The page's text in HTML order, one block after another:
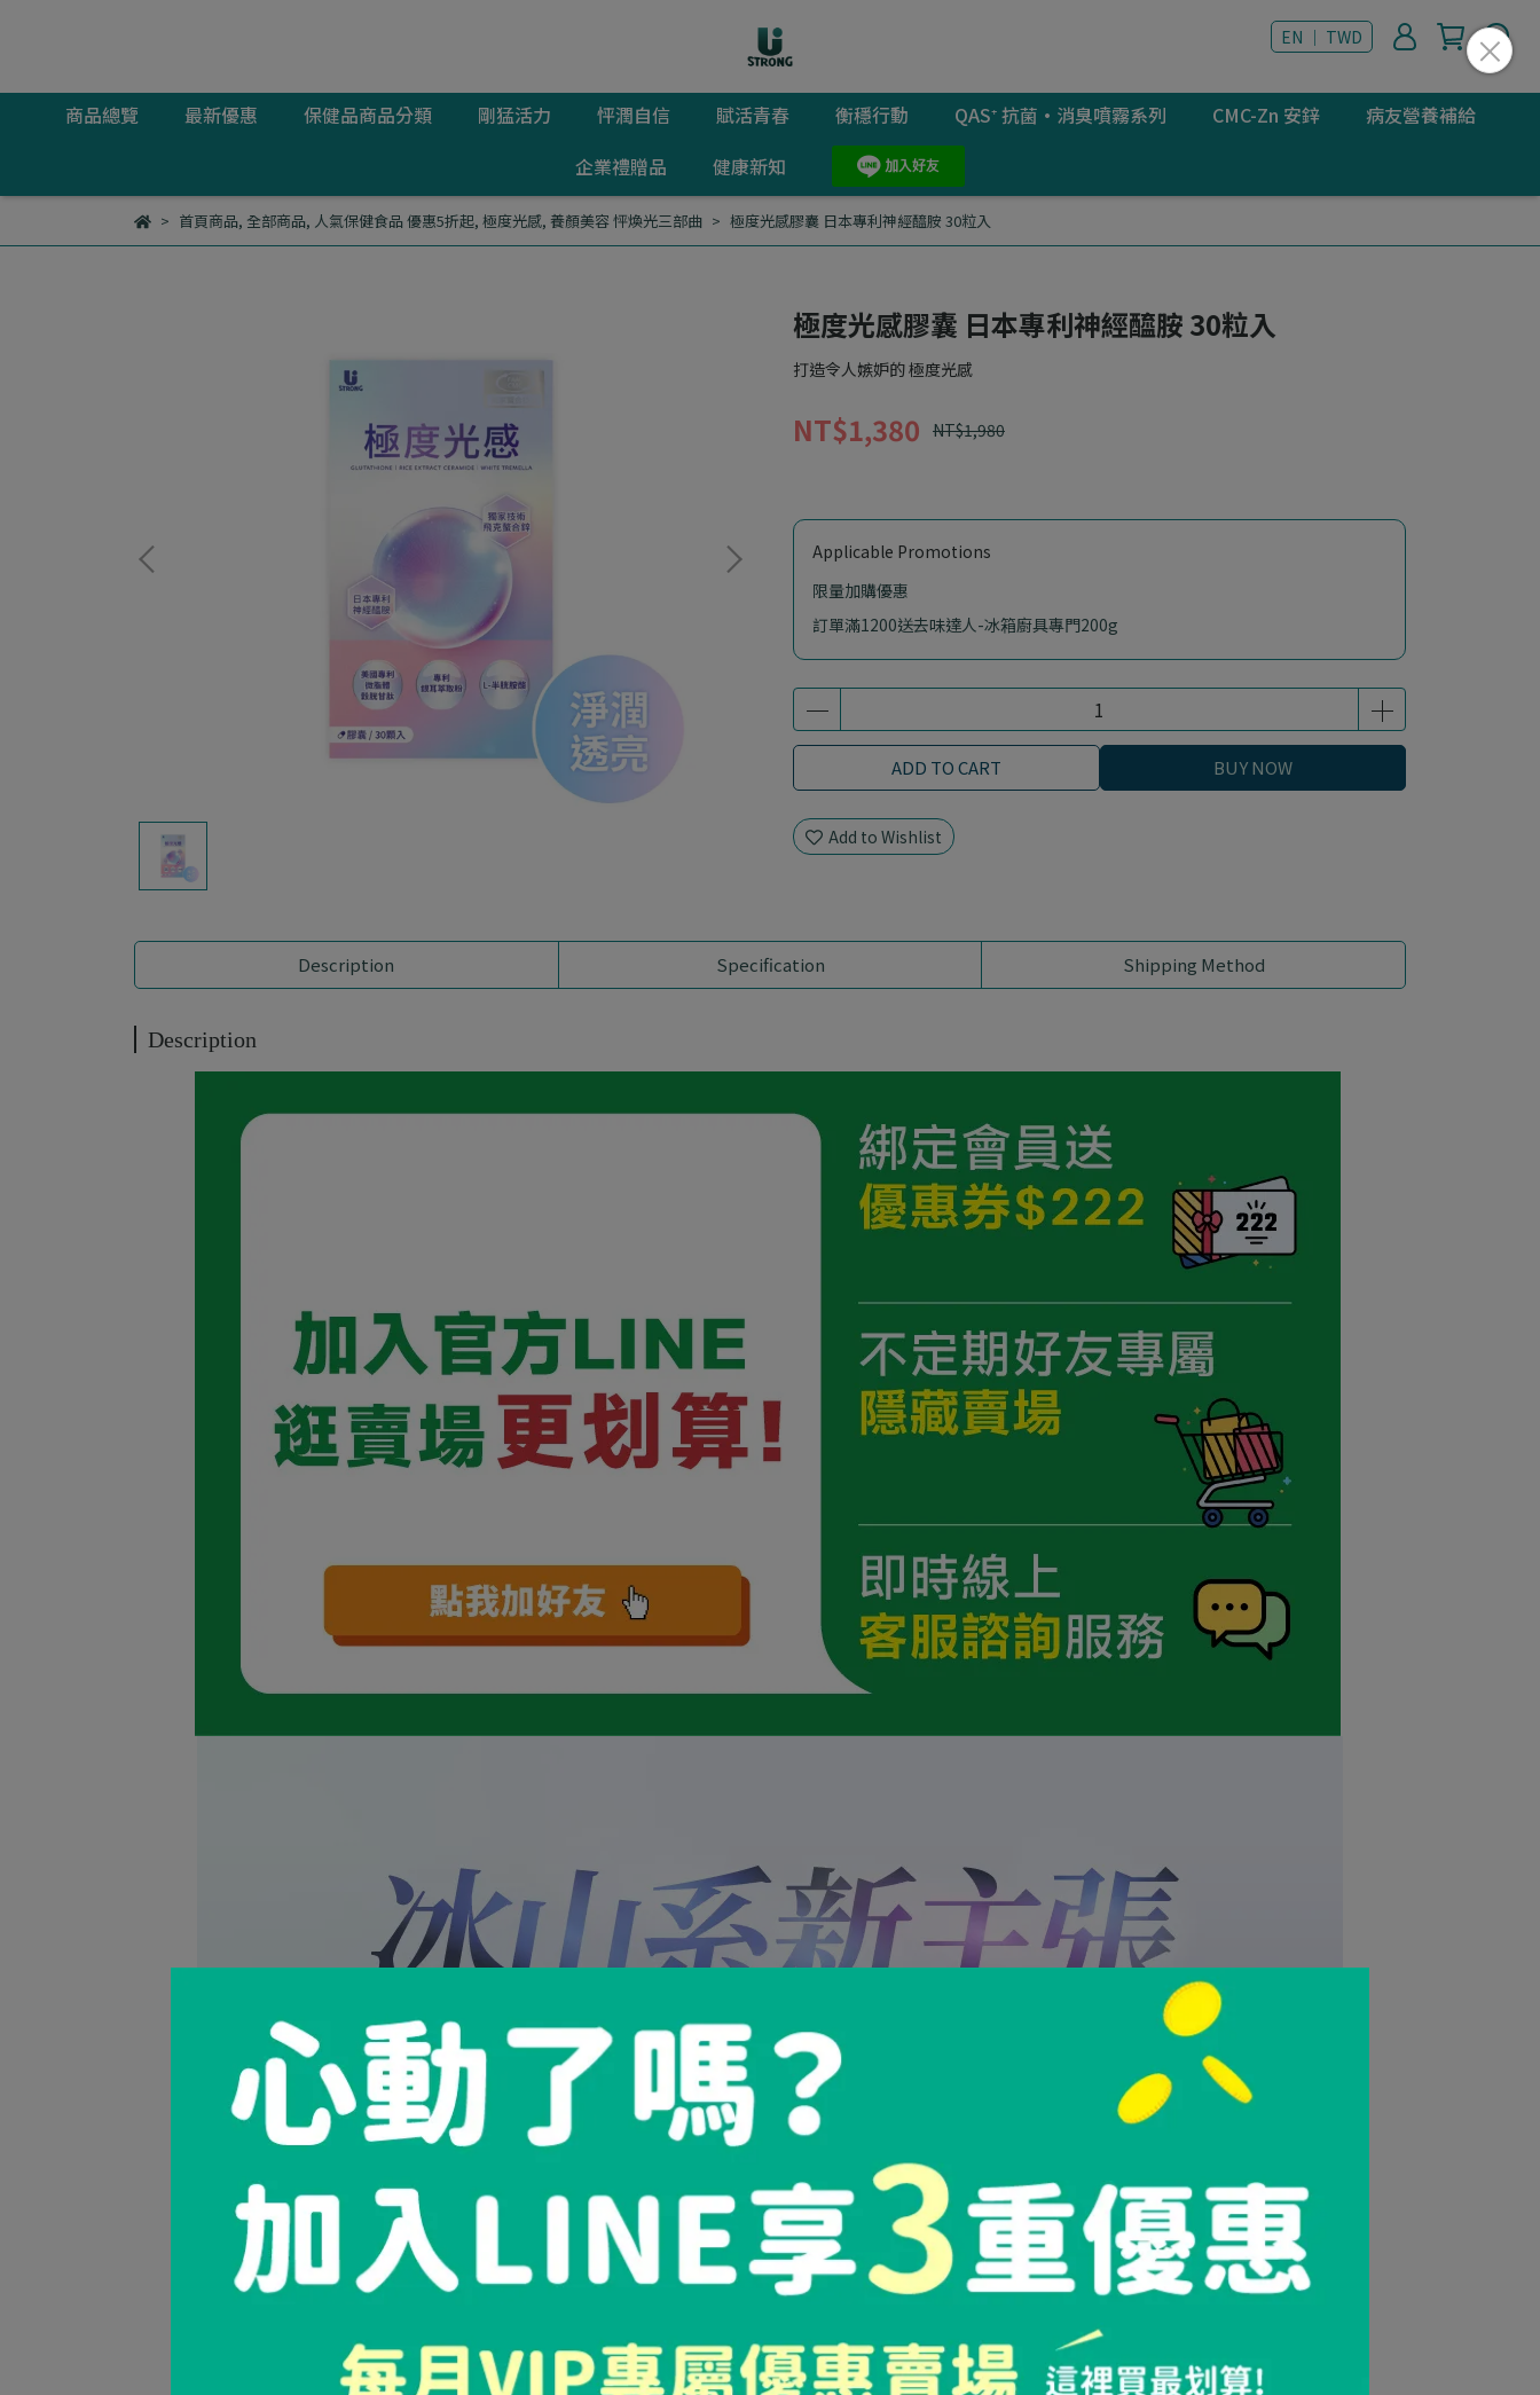
EN ｜ TWD
商品總覽 最新優惠 保健品商品分類 剛猛活力 怦潤自信 賦活青春 衡穩行動 QAS⁺ 抗菌·消臭噴霧系列 CMC-Zn 安鋅
病友營養補給
企業禮贈品
健康新知
首頁商品, 全部商品, 人氣保健食品 優惠5折起, 極度光感, 養顏美容 怦煥光三部曲 極度光感膠囊 日本專利神經醯胺 30粒入
極度光感膠囊 日本專利神經醯胺 30粒入
打造令人嫉妒的 極度光感
NT$1,380 NT$1,980
Applicable Promotions
限量加購優惠
訂單滿1200送去味達人-冰箱廚具專門200g
ADD TO CART BUY NOW
Add to Wishlist
Description Specification Shipping Method
Description